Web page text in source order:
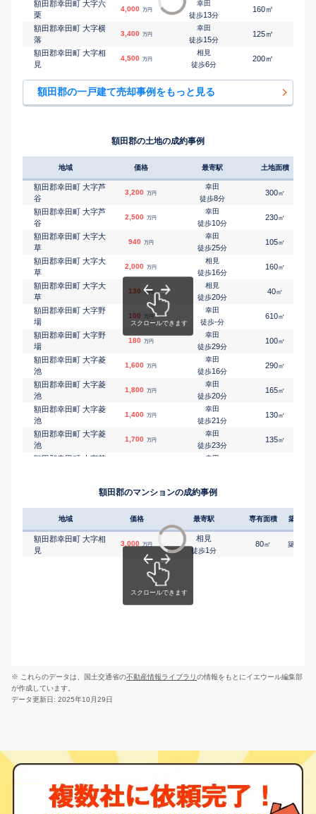
額田郡幸田町 大字六
栗
4,000 万円
幸田
徒歩13分
160㎡
額田郡幸田町 大字横
落
3,400 万円
幸田
徒歩15分
125㎡
額田郡幸田町 大字相
見
4,500 万円
相見
徒歩6分
200㎡
額田郡の一戸建て売却事例をもっと見る
額田郡の土地の成約事例
地域 価格 最寄駅 土地面積
額田郡幸田町 大字芦
谷
3,200 万円
幸田
徒歩8分
300㎡
額田郡幸田町 大字芦
谷
2,500 万円
幸田
徒歩10分
230㎡
額田郡幸田町 大字大
草
940 万円
幸田
徒歩25分
105㎡
額田郡幸田町 大字大
草
2,000 万円
相見
徒歩16分
160㎡
額田郡幸田町 大字大
草
130 万円
相見
徒歩20分
40㎡
額田郡幸田町 大字野
場
100 万円
幸田
徒歩-分
610㎡
額田郡幸田町 大字野
場
180 万円
幸田
徒歩29分
100㎡
額田郡幸田町 大字菱
池
1,600 万円
幸田
徒歩16分
290㎡
額田郡幸田町 大字菱
池
1,800 万円
幸田
徒歩20分
165㎡
額田郡幸田町 大字菱
池
1,400 万円
幸田
徒歩21分
130㎡
額田郡幸田町 大字菱
池
1,700 万円
幸田
徒歩23分
135㎡
額田郡幸田町 大字菱
幸田
2,100 万円
徒歩6
額田郡幸田町 大字深
三ケ根
徒歩10
680
額田郡幸田町 大字深
溝
三ケ根
徒歩11
額田郡幸田町 大字深
2,000 万円
三ケ根
万円
額田郡幸田町 大字相
見
相見
額田郡のマンションの成約事例
地域 価格 最寄駅 専有面積 築年数
額田郡幸田町 大字相
見
3,000 万円
相見
徒歩1分
80㎡ 築
※ これらのデータは、国土交通省の不動産情報ライブラリの情報をもとにイエウール編集部
が作成しています。
データ更新日: 2025年10月29日